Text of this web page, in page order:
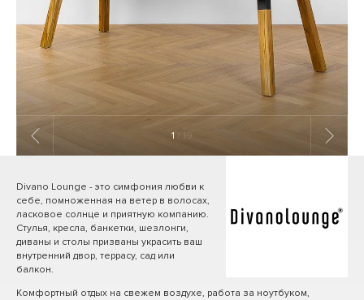
1 / 19
Divano Lounge - это симфония любви к
себе, помноженная на ветер в волосах,
ласковое солнце и приятную компанию.
Стулья, кресла, банкетки, шезлонги,
диваны и столы призваны украсить ваш
внутренний двор, террасу, сад или
балкон.
Комфортный отдых на свежем воздухе, работа за ноутбуком,